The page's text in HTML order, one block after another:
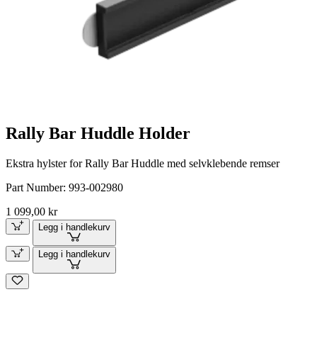
Rally Bar Huddle Holder
Ekstra hylster for Rally Bar Huddle med selvklebende remser
Part Number: 993-002980
1 099,00 kr
Legg i handlekurv
Legg i handlekurv